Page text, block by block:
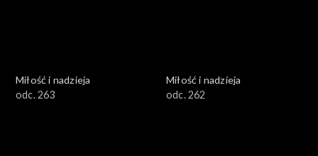
Miłość i nadzieja
odc. 263
Miłość i nadzieja
odc. 262